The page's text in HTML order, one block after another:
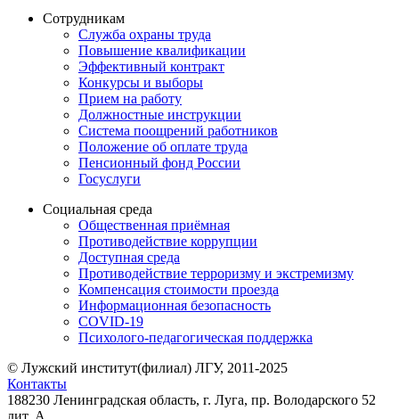
Сотрудникам
Служба охраны труда
Повышение квалификации
Эффективный контракт
Конкурсы и выборы
Прием на работу
Должностные инструкции
Система поощрений работников
Положение об оплате труда
Пенсионный фонд России
Госуслуги
Социальная среда
Общественная приёмная
Противодействие коррупции
Доступная среда
Противодействие терроризму и экстремизму
Компенсация стоимости проезда
Информационная безопасность
COVID-19
Психолого-педагогическая поддержка
© Лужский институт(филиал) ЛГУ, 2011-2025
Контакты
188230 Ленинградская область, г. Луга, пр. Володарского 52
лит. А